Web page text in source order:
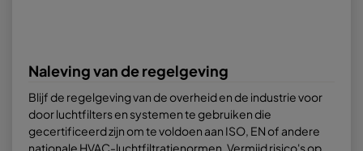
Naleving van de regelgeving
Blijf de regelgeving van de overheid en de industrie voor
door luchtfilters en systemen te gebruiken die
gecertificeerd zijn om te voldoen aan ISO, EN of andere
nationale HVAC-luchtfiltratienormen. Vermijd risico's op